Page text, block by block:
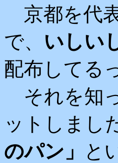
京都を代
で、 いしい
配布してる
それを知
ットしまし
のパン」
と